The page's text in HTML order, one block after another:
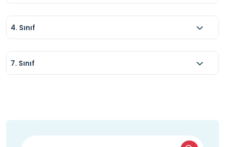
4. Sınıf
7. Sınıf